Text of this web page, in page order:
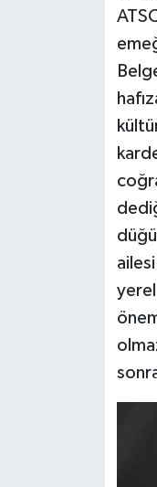
yerel